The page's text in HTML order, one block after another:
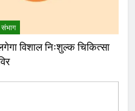
विशाल निःशुल्क चिकित्सा